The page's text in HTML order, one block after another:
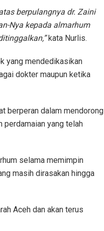
berpulangnya dr. Zaini
Nya kepada almarhum
kata Nurlis.
yang mendedikasikan
dokter maupun ketika
berperan dalam mendorong
perdamaian yang telah
selama memimpin
masih dirasakan hingga
Aceh dan akan terus